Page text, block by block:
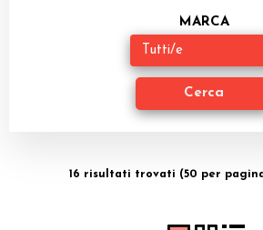
Giochi di Carte Collezionabili
Accessori
MARCA
16 risultati trovati (50 per